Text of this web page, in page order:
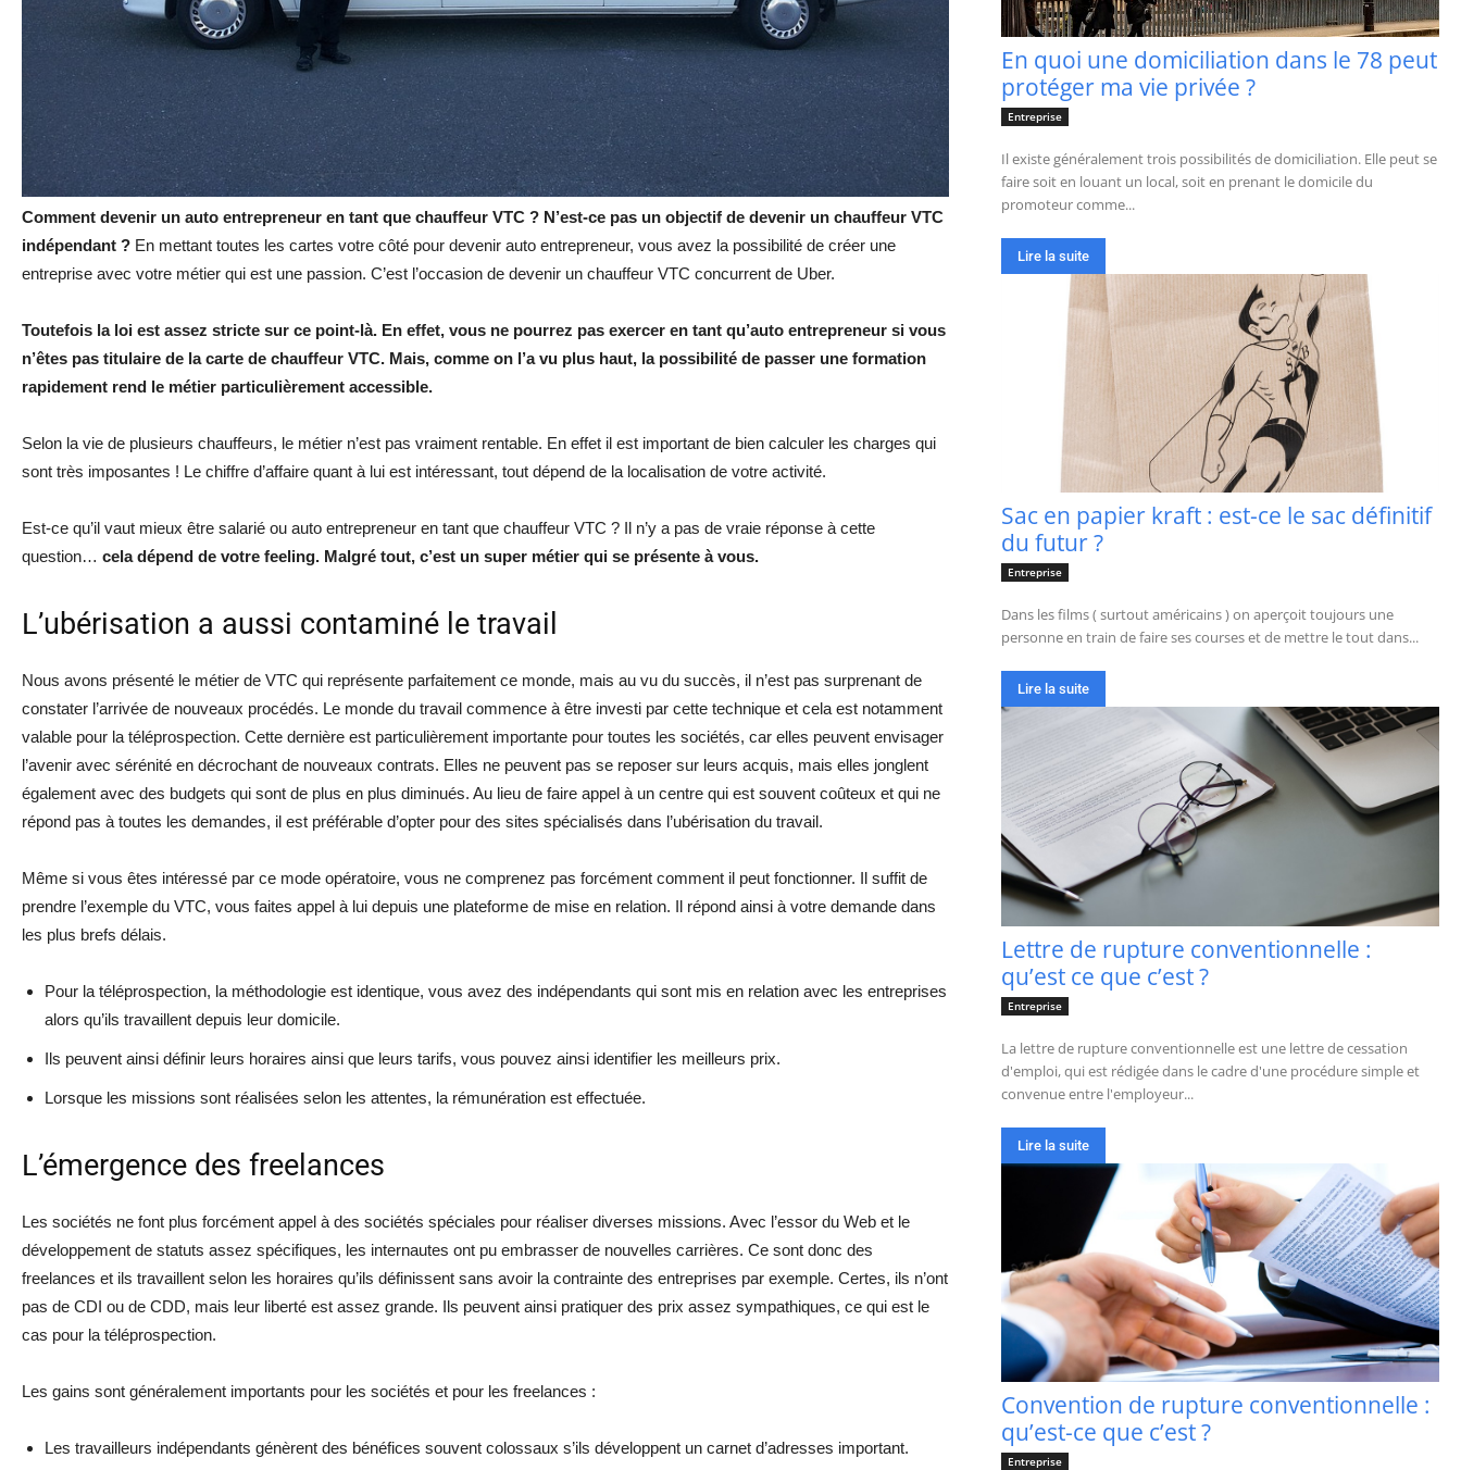
Comment devenir un auto entrepreneur en tant que chauffeur VTC ? N’est-ce pas un objectif de devenir un chauffeur VTC
indépendant ? En mettant toutes les cartes votre côté pour devenir auto entrepreneur, vous avez la possibilité de créer une
entreprise avec votre métier qui est une passion. C’est l’occasion de devenir un chauffeur VTC concurrent de Uber.
Toutefois la loi est assez stricte sur ce point-là. En effet, vous ne pourrez pas exercer en tant qu’auto entrepreneur si vous
n’êtes pas titulaire de la carte de chauffeur VTC. Mais, comme on l’a vu plus haut, la possibilité de passer une formation
rapidement rend le métier particulièrement accessible.
Selon la vie de plusieurs chauffeurs, le métier n’est pas vraiment rentable. En effet il est important de bien calculer les charges qui
sont très imposantes ! Le chiffre d’affaire quant à lui est intéressant, tout dépend de la localisation de votre activité.
Est-ce qu’il vaut mieux être salarié ou auto entrepreneur en tant que chauffeur VTC ? Il n’y a pas de vraie réponse à cette
question… cela dépend de votre feeling. Malgré tout, c’est un super métier qui se présente à vous.
L’ubérisation a aussi contaminé le travail
Nous avons présenté le métier de VTC qui représente parfaitement ce monde, mais au vu du succès, il n’est pas surprenant de
constater l’arrivée de nouveaux procédés. Le monde du travail commence à être investi par cette technique et cela est notamment
valable pour la téléprospection. Cette dernière est particulièrement importante pour toutes les sociétés, car elles peuvent envisager
l’avenir avec sérénité en décrochant de nouveaux contrats. Elles ne peuvent pas se reposer sur leurs acquis, mais elles jonglent
également avec des budgets qui sont de plus en plus diminués. Au lieu de faire appel à un centre qui est souvent coûteux et qui ne
répond pas à toutes les demandes, il est préférable d’opter pour des sites spécialisés dans l’ubérisation du travail.
Même si vous êtes intéressé par ce mode opératoire, vous ne comprenez pas forcément comment il peut fonctionner. Il suffit de
prendre l’exemple du VTC, vous faites appel à lui depuis une plateforme de mise en relation. Il répond ainsi à votre demande dans
les plus brefs délais.
Pour la téléprospection, la méthodologie est identique, vous avez des indépendants qui sont mis en relation avec les entreprises
alors qu’ils travaillent depuis leur domicile.
Ils peuvent ainsi définir leurs horaires ainsi que leurs tarifs, vous pouvez ainsi identifier les meilleurs prix.
Lorsque les missions sont réalisées selon les attentes, la rémunération est effectuée.
L’émergence des freelances
Les sociétés ne font plus forcément appel à des sociétés spéciales pour réaliser diverses missions. Avec l’essor du Web et le
développement de statuts assez spécifiques, les internautes ont pu embrasser de nouvelles carrières. Ce sont donc des
freelances et ils travaillent selon les horaires qu’ils définissent sans avoir la contrainte des entreprises par exemple. Certes, ils n’ont
pas de CDI ou de CDD, mais leur liberté est assez grande. Ils peuvent ainsi pratiquer des prix assez sympathiques, ce qui est le
cas pour la téléprospection.
Les gains sont généralement importants pour les sociétés et pour les freelances :
Les travailleurs indépendants génèrent des bénéfices souvent colossaux s’ils développent un carnet d’adresses important.
En quoi une domiciliation dans le 78 peut
protéger ma vie privée ?
Entreprise
Il existe généralement trois possibilités de domiciliation. Elle peut se
faire soit en louant un local, soit en prenant le domicile du
promoteur comme...
Lire la suite
Sac en papier kraft : est-ce le sac définitif
du futur ?
Entreprise
Dans les films ( surtout américains ) on aperçoit toujours une
personne en train de faire ses courses et de mettre le tout dans...
Lire la suite
Lettre de rupture conventionnelle :
qu’est ce que c’est ?
Entreprise
La lettre de rupture conventionnelle est une lettre de cessation
d'emploi, qui est rédigée dans le cadre d'une procédure simple et
convenue entre l'employeur...
Lire la suite
Convention de rupture conventionnelle :
qu’est-ce que c’est ?
Entreprise